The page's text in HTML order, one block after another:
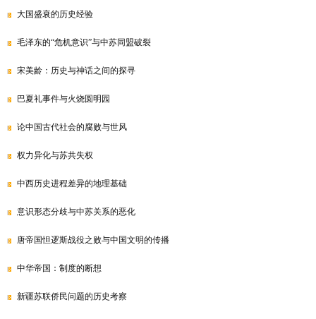
大国盛衰的历史经验
毛泽东的“危机意识”与中苏同盟破裂
宋美龄：历史与神话之间的探寻
巴夏礼事件与火烧圆明园
论中国古代社会的腐败与世风
权力异化与苏共失权
中西历史进程差异的地理基础
意识形态分歧与中苏关系的恶化
唐帝国怛逻斯战役之败与中国文明的传播
中华帝国：制度的断想
新疆苏联侨民问题的历史考察